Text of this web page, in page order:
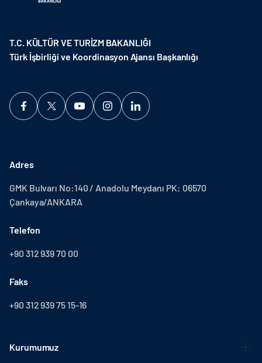
T.C. KÜLTÜR VE TURİZM BAKANLIĞI
Türk İşbirliği ve Koordinasyon Ajansı Başkanlığı
Adres
GMK Bulvarı No:140 / Anadolu Meydanı PK: 06570
Çankaya/ANKARA
Telefon
+90 312 939 70 00
Faks
+90 312 939 75 15-16
Kurumumuz